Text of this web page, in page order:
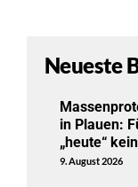
Neueste
in Plauen:
„heute“
9. August 2026